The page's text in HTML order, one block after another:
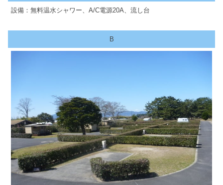
設備：無料温水シャワー、A/C電源20A、流し台
B